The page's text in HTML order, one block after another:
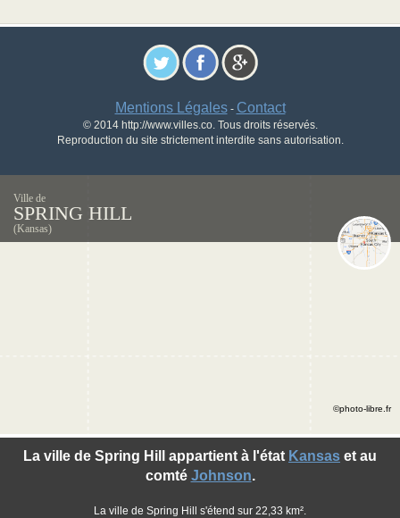
Mentions Légales- Contact
© 2014 http://www.villes.co. Tous droits réservés.
Reproduction du site strictement interdite sans autorisation.
Ville de
SPRING HILL
(Kansas)
La ville de Spring Hill appartient à l'état Kansas et au
comté Johnson.
La ville de Spring Hill s'étend sur 22,33 km².
©photo-libre.fr